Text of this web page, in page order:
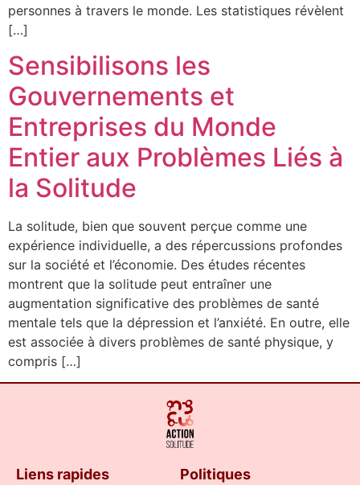
personnes à travers le monde. Les statistiques révèlent
[…]
Sensibilisons les
Gouvernements et
Entreprises du Monde
Entier aux Problèmes Liés à
la Solitude
La solitude, bien que souvent perçue comme une
expérience individuelle, a des répercussions profondes
sur la société et l’économie. Des études récentes
montrent que la solitude peut entraîner une
augmentation significative des problèmes de santé
mentale tels que la dépression et l’anxiété. En outre, elle
est associée à divers problèmes de santé physique, y
compris […]
Liens rapides Politiques